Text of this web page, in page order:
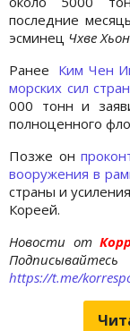
последние
эсминец Чхве Хьон
Ранее Ким Чен
морских сил
000 тонн и
полноценного
Позже он
вооружения в
страны и
Кореей.
Новости от
https://t.me/